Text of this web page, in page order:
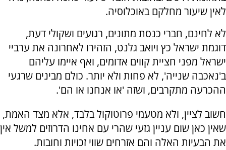
לאין שיעור מחלקם באוכלוסיה.
לא לחינם, חברי כנסת מתונים, רגועים ושקולי דעת,
דוגמת ישראל כץ ויואב גלנט, הזהירו לאחרונה את ערביי
ישראל מפני חציית קווים אדומים, ואף איימו עליהם
ב'נאכבה שנייה', לא פחות ולא יותר. כולם מבינים שרגעי
ההכרעה מתקרבים, ושזה 'או אנחנו או הם'.
חשוב לציין, ולא מטעמי פרוטוקול בלבד, אלא מצד האמת,
שאין כאן שום עניין גזעי שהרי עם אחינו הדרוזים למשל אין
את הבעיות האלה והם אזרחים שווי זכויות וחובות.